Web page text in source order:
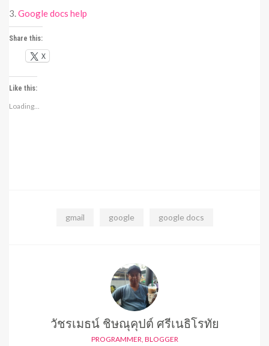
3.Google docs help
Share this:
X
Like this:
Loading...
gmail google google docs
วัชรเมธน์ ชิษณุคุปต์ ศรีเนธิโรทัย
PROGRAMMER, BLOGGER